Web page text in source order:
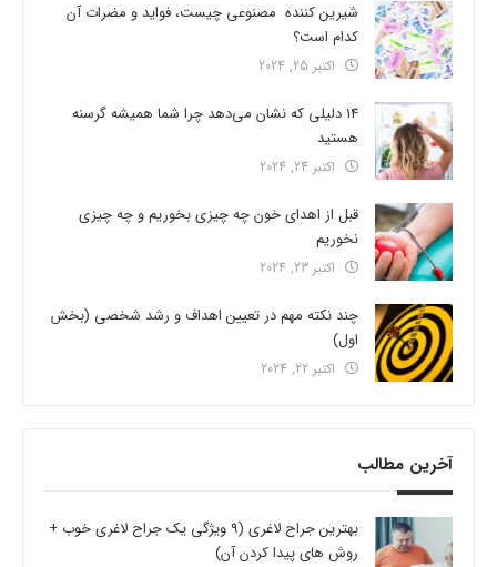
شیرین کننده مصنوعی چیست، فواید و مضرات آن
کدام است؟
اکتبر 25, 2024
14 دلیلی که نشان می‌دهد چرا شما همیشه گرسنه
هستید
اکتبر 24, 2024
قبل از اهدای خون چه چیزی بخوریم و چه چیزی
نخوریم
اکتبر 23, 2024
چند نکته مهم در تعیین اهداف و رشد شخصی (بخش
اول)
اکتبر 22, 2024
آخرین مطالب
بهترین جراح لاغری (9 ویژگی یک جراح لاغری خوب +
روش های پیدا کردن آن)